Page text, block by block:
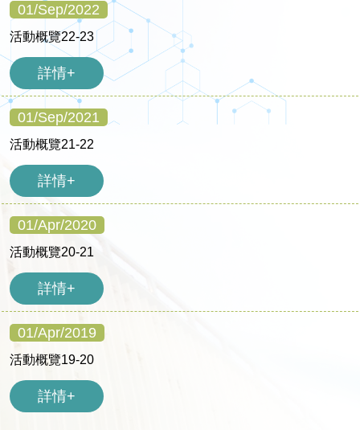
01/Sep/2022
活動概覽22-23
詳情+
01/Sep/2021
活動概覽21-22
詳情+
01/Apr/2020
活動概覽20-21
詳情+
01/Apr/2019
活動概覽19-20
詳情+